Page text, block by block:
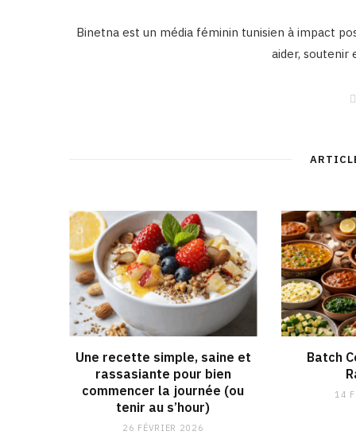
Binetna est un média féminin tunisien à impact
aider, soutenir
Une recette simple, saine et
rassasiante pour bien
commencer la journée (ou
tenir au s’hour)
26 FÉVRIER 2026
Batch
14